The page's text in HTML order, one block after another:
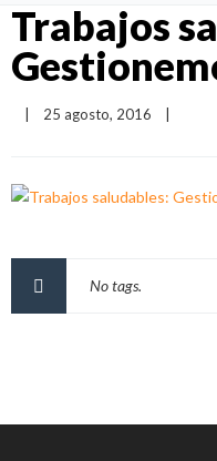
Trabajos
25 agosto, 2016
No tags.